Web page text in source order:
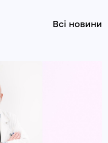
Всі новини